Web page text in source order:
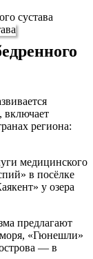
сустава
включает
региона:
медицинского
в посёлке
у озера
предлагают
моря, «Гюнешли»
— в